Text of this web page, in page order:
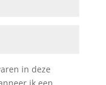
in deze